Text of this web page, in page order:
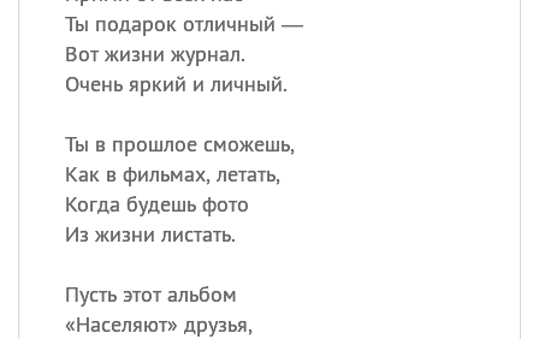
Ты подарок отличный —
Вот жизни журнал.
Очень яркий и личный.
Ты в прошлое сможешь,
Как в фильмах, летать,
Когда будешь фото
Из жизни листать.
Пусть этот альбом
«Населяют» друзья,